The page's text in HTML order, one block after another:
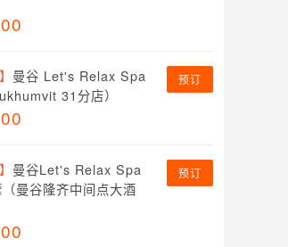
曼谷 Let's Relax Spa
31分店）
预订
曼谷Let's Relax Spa
曼谷隆齐中间点大酒
预订